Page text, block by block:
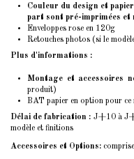
Couleur du design et
part sont pré-imprimées et
Enveloppes rose en 120g
Retouches photos (si le
Plus d'informations :
Montage et accessoires
produit)
BAT papier en option pour ce
Délai de fabrication : J+10 à
modèle et finitions
Accessoires et Options: